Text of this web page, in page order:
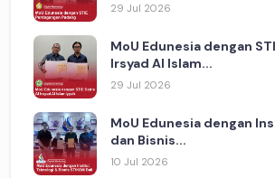
29 Jul 2026
MoU Edunesia dengan
Irsyad Al Islam...
29 Jul 2026
MoU Edunesia dengan
dan Bisnis...
10 Jul 2026